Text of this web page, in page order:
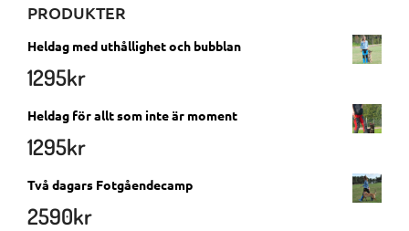
PRODUKTER
Heldag med uthållighet och bubblan
1295kr
Heldag för allt som inte är moment
1295kr
Två dagars Fotgåendecamp
2590kr